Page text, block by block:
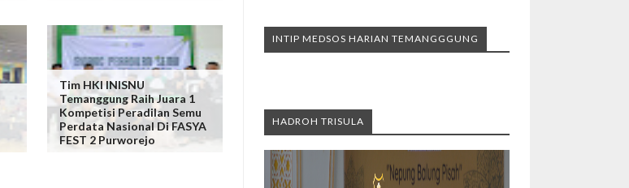
Tim HKI INISNU
Temanggung Raih Juara 1
Kompetisi Peradilan Semu
Perdata Nasional Di FASYA
FEST 2 Purworejo
INTIP MEDSOS HARIAN TEMANGGGUNG
HADROH TRISULA